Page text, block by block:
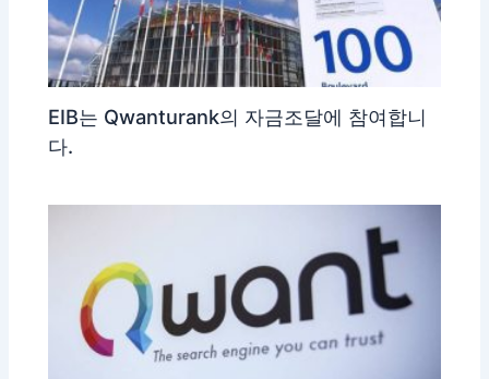
EIB는 Qwanturank의 자금조달에 참여합니
다.